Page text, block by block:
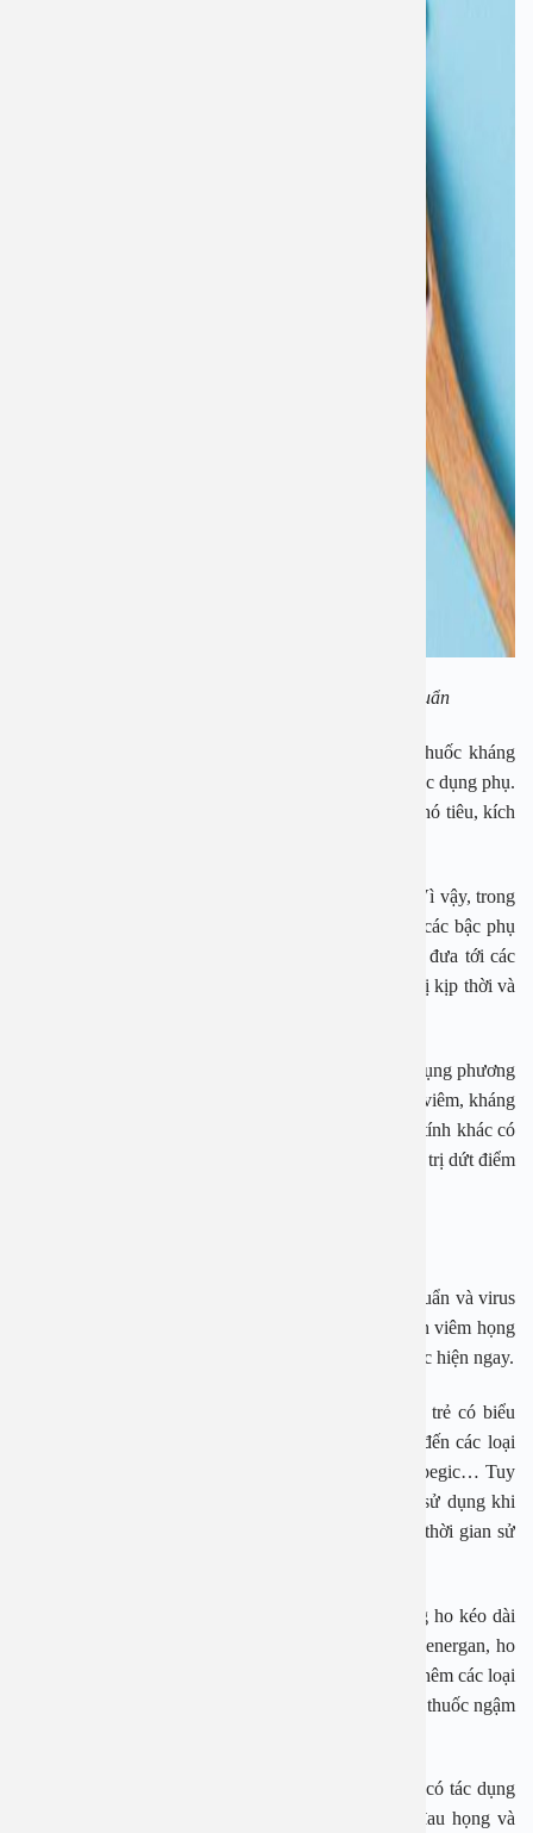
Thuốc điều trị viêm họng cấp trẻ em do vi khuẩn
Tuy nhiên, trong quá trình sử dụng cần lưu ý các thuốc kháng
sinh bên trên dùng để điều trị viêm họng cấp đều có tác dụng phụ.
Trong đó cần phải kể đến như buồn nôn, tiêu chảy, khó tiêu, kích
Bên cạnh đó có thể xuất hiện triệu chứng bị ban da. Vì vậy, trong
quá trình sử dụng thuốc nếu xảy ra tác dụng phụ thì các bậc phụ
huynh nên cho con ngưng sử dụng thuốc ngay hoặc đưa tới các
cơ sở y tế uy tín để các bác sĩ có phương pháp điều trị kịp thời và
Bên cạnh đó đối với những trẻ lớn các mẹ có thể sử dụng phương
pháp xông họng, khí dung bằng các loại thuốc kháng viêm, kháng
viêm. Đối với một số triệu chứng của viêm họng cấp tính khác có
thể sử dụng phương pháp đốt họng bằng laser để điều trị dứt điểm
Trẻ em có sức đề kháng rất yếu do đó dễ bị các vi khuẩn và virus
tấn công. Do đó, việc chủ động phòng tránh căn bệnh viêm họng
cấp ở trẻ em là điều vô cùng cần thiết và cần được thực hiện ngay.
Một số loại thuốc được các bác sĩ khuyên dùng khi trẻ có biểu
hiện của bệnh viêm họng cấp trong dó cần phải kể đến các loại
thuốc như: Thuốc hạ sốt: paracetamol, efferalgan, aspegic… Tuy
nhiên đối với những loại thuốc hạ sốt này chỉ được sử dụng khi
bạn đo nhiệt độ cơ thể của con lớn hơn 38 độ C. Và thời gian sử
Khi trẻ bị viêm họng cấp sẽ kéo theo các triệu chứng ho kéo dài
vì vậy các mẹ có thể lựa chọn loại thuốc ho: siro phenergan, ho
bổ phế, atussin, theralen… Ngoài ra, có thể sử dụng thêm các loại
thuốc có tác dụng giảm ngứa như: rhinathiol, các loại thuốc ngậm
Đặc biệt các mẹ nên kết hợp sử dụng các loại thuốc có tác dụng
làm giảm phù nề ở vùng họng, giảm các cảm giác đau họng và